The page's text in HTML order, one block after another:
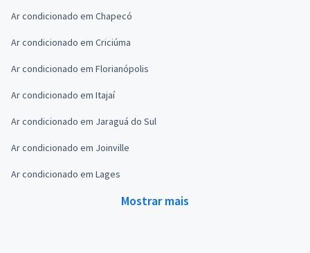
Ar condicionado em Chapecó
Ar condicionado em Criciúma
Ar condicionado em Florianópolis
Ar condicionado em Itajaí
Ar condicionado em Jaraguá do Sul
Ar condicionado em Joinville
Ar condicionado em Lages
Mostrar mais